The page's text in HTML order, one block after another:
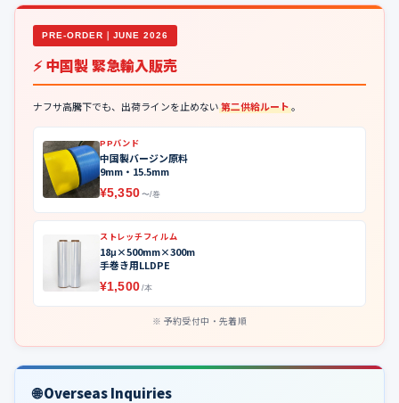
PRE-ORDER｜JUNE 2026
⚡ 中国製 緊急輸入販売
ナフサ高騰下でも、出荷ラインを止めない第二供給ルート。
PPバンド
中国製バージン原料
9mm・15.5mm
¥5,350 〜/巻
ストレッチフィルム
18μ×500mm×300m
手巻き用LLDPE
¥1,500 /本
予約受付中・先着順
🌐 Overseas Inquiries